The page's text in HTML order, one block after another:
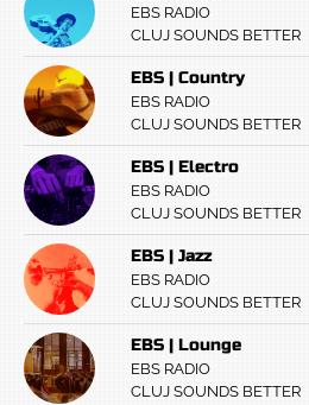
EBS RADIO
CLUJ SOUNDS BETTER
EBS | Country
EBS RADIO
CLUJ SOUNDS BETTER
EBS | Electro
EBS RADIO
CLUJ SOUNDS BETTER
EBS | Jazz
EBS RADIO
CLUJ SOUNDS BETTER
EBS | Lounge
EBS RADIO
CLUJ SOUNDS BETTER